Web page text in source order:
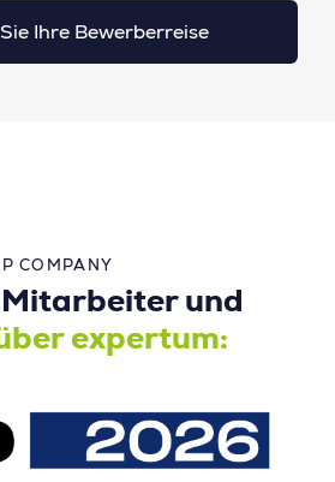
Ihre Bewerberreise
COMPANY
Mitarbeiter und
expertum: